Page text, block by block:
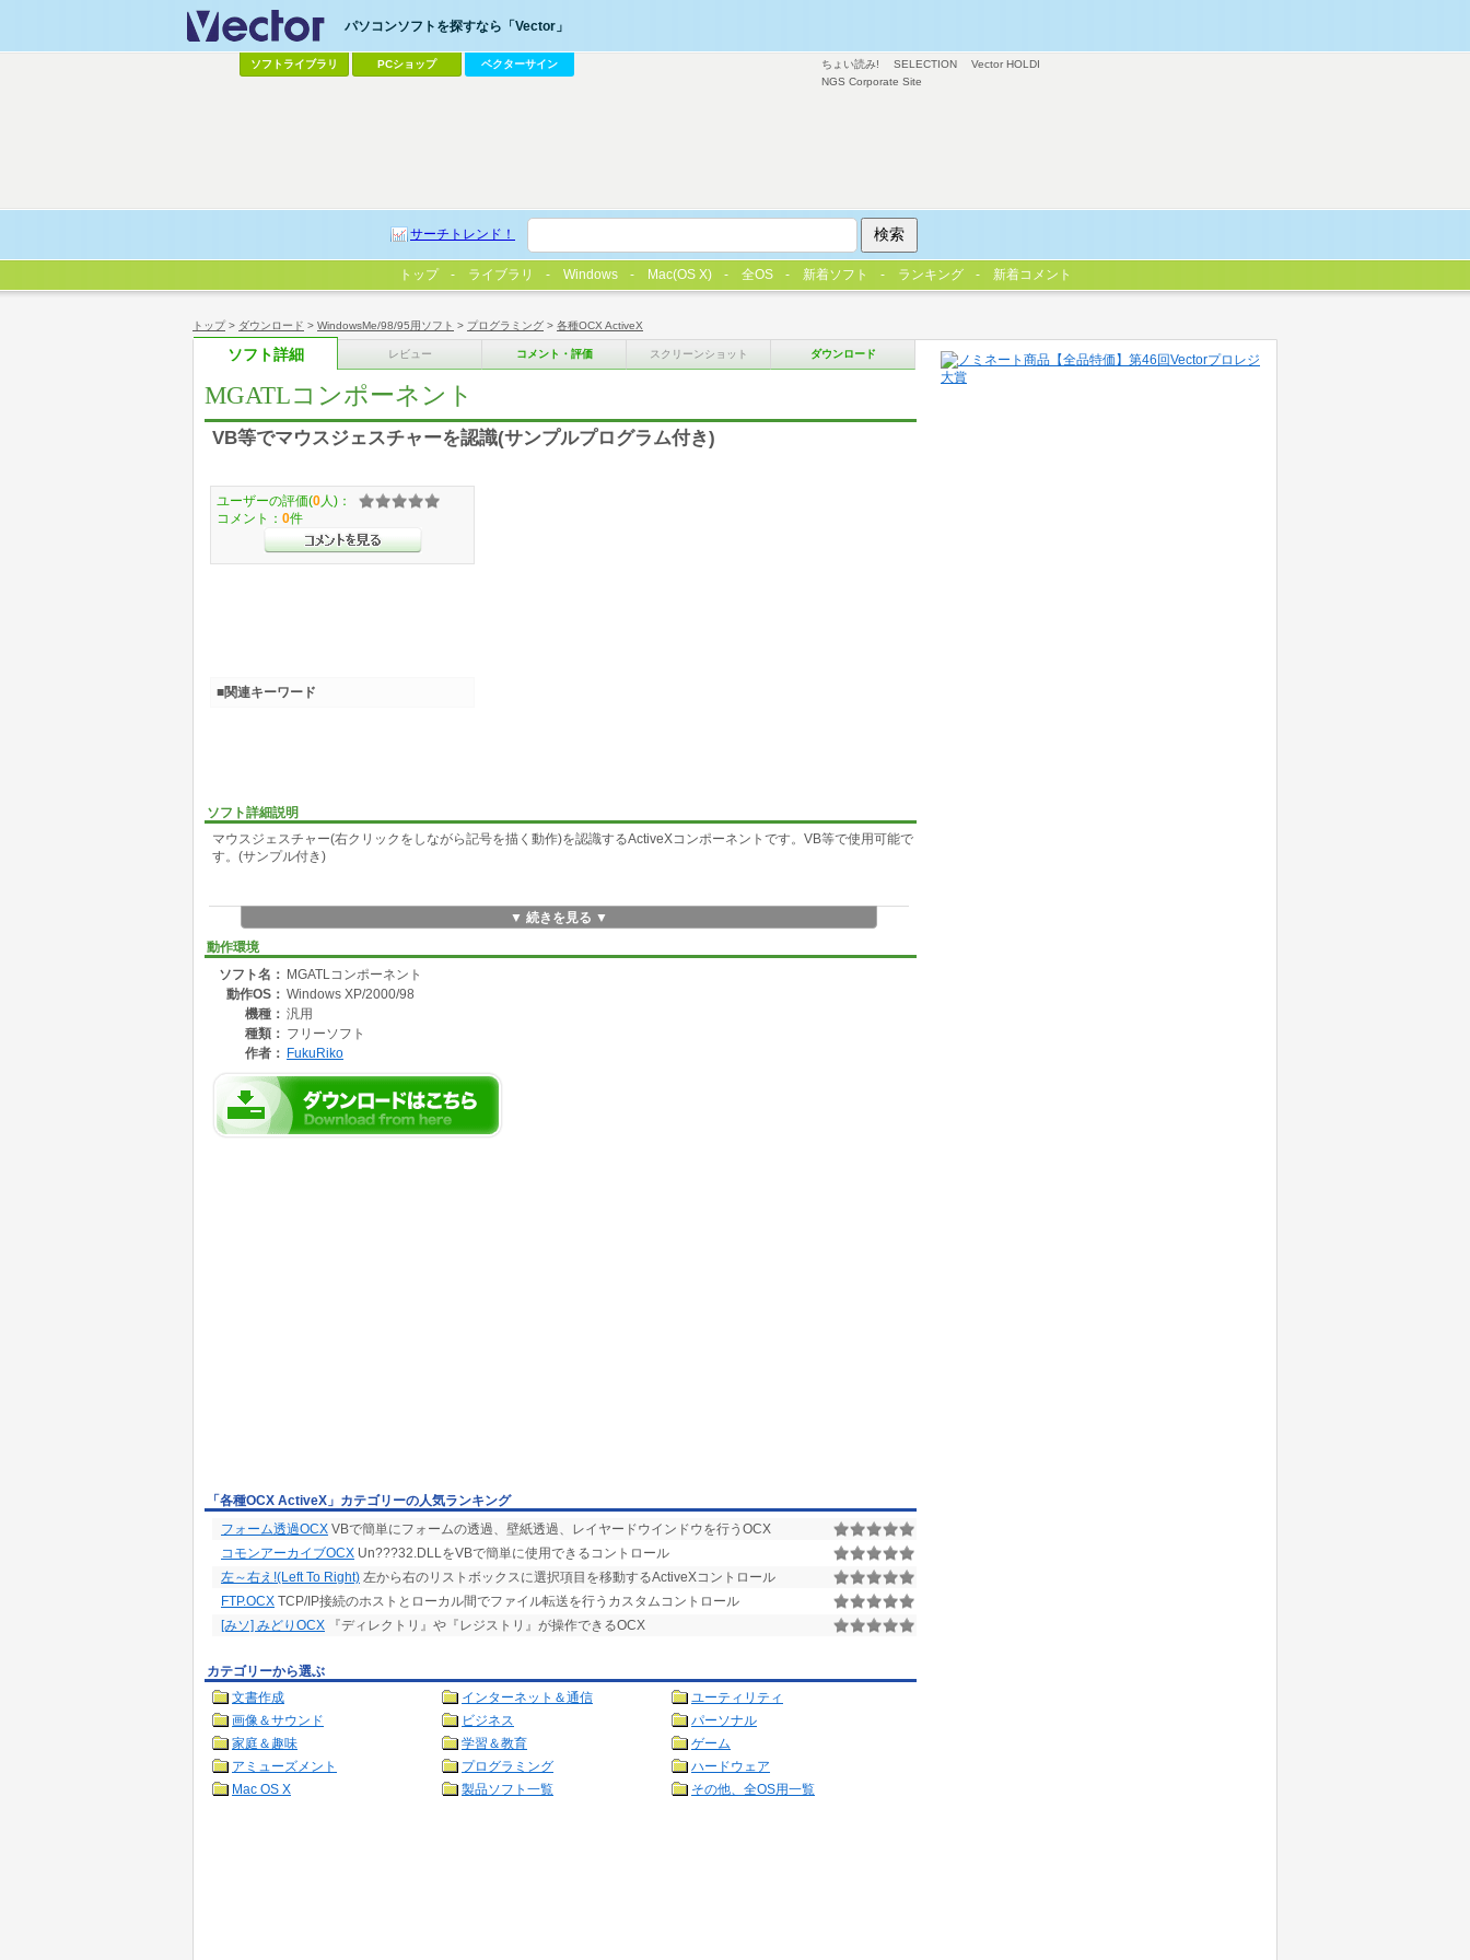
トップ> ダウンロード > WindowsMe/98/95用ソフト > プログラミング > 各種OCX ActiveX
ソフト詳細 レビュー コメント・評価 スクリーンショット ダウンロード
MGATLコンポーネント
VB等でマウスジェスチャーを認識(サンプルプログラム付き)
ソフト詳細説明
マウスジェスチャー(右クリックをしながら記号を描く動作)を認識するActiveXコンポーネントです。VB等で使用可能で
す。(サンプル付き)
▼ 続きを見る ▼
動作環境
ソフト名： MGATLコンポーネント
動作OS： Windows XP/2000/98
機種： 汎用
種類： フリーソフト
作者： FukuRiko
ユーザーの評価(0 人)：
コメント： 0件
■関連キーワード
「各種OCX ActiveX」カテゴリーの人気ランキング
フォーム透過OCX VBで簡単にフォームの透過、壁紙透過、レイヤードウインドウを行うOCX
コモンアーカイブOCX Un???32.DLLをVBで簡単に使用できるコントロール
左～右え!(Left To Right) 左から右のリストボックスに選択項目を移動するActiveXコントロール
FTP.OCX TCP/IP接続のホストとローカル間でファイル転送を行うカスタムコントロール
[みソ] みどりOCX 『ディレクトリ』や『レジストリ』が操作できるOCX
カテゴリーから選ぶ
文書作成
インターネット＆通信
ユーティリティ
画像＆サウンド
ビジネス
パーソナル
家庭＆趣味
学習＆教育
ゲーム
アミューズメント
プログラミング
ハードウェア
Mac OS X
製品ソフト一覧 その他、全OS用一覧
ちょい読み! SELECTION
Vector HOLDI
NGS Corporate Site
パソコンソフトを探すなら「Vector」
ソフトライブラリ PCショップ ベクターサイン
サーチトレンド！
トップ ライブラリ Windows Mac(OS X) 全OS 新着ソフト ランキング 新着コメント